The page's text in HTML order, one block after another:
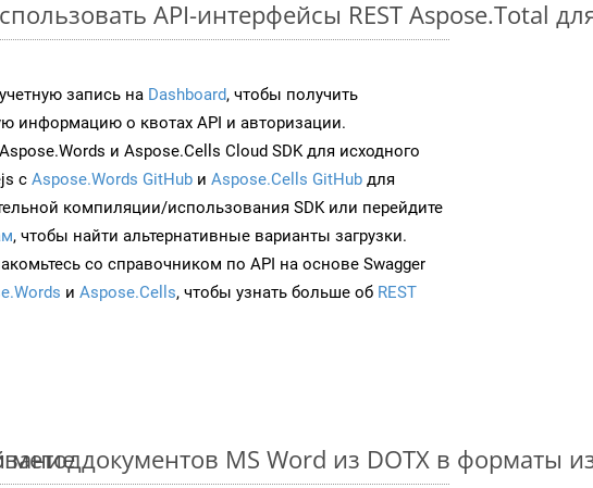
API-интерфейсы REST Aspose.Total
запись на Dashboard, чтобы получить
информацию о квотах API и авторизации.
и Aspose.Cells Cloud SDK для исходного
с Aspose.Words GitHub и Aspose.Cells GitHub для
компиляции/использования SDK или перейдите
, чтобы найти альтернативные варианты загрузки.
со справочником по API на основе Swagger
и Aspose.Cells, чтобы узнать больше об REST
методдокументов MS Word из DOTX в форматы